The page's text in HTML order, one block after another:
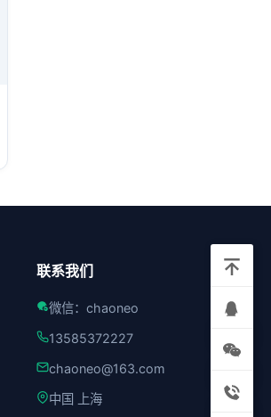
联系我们
微信：chaoneo
13585372227
chaoneo@163.com
中国 上海